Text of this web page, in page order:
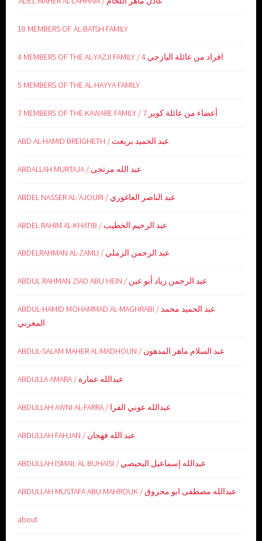
18 MEMBERS OF AL-BATSH FAMILY
4 MEMBERS OF THE AL-YAZJI FAMILY / 4 افراد من عائلة اليازجي
5 MEMBERS OF THE AL-HAYYA FAMILY
7 MEMBERS OF THE KAWARE FAMILY / 7 أعضاء من عائلة كوير
ABD AL-HAMID BREIGHETH / عبد الحميد بريغث
ABDALLAH MURTAJA / عبد الله مرتجى
ABDEL NASSER AL-‘AJOURI / عبد الناصر العاغوري
ABDEL RAHIM AL-KHATIB / عبد الرحيم الخطيب
ABDELRAHMAN AL-ZAMLI / عبد الرحمن الزملي
ABDUL RAHMAN ZIAD ABU HEIN / عبد الرحمن زياد أبو عين
ABDUL-HAMID MOHAMMAD AL-MAGHRABI / عبد الحميد محمد
المغربي
ABDUL-SALAM MAHER AL-MADHOUN / عبد السلام ماهر المدهون
ABDULLA AMARA / عبدالله عمارة
ABDULLAH AWNI AL-FARRA / عبدالله عوني الفرا
ABDULLAH FAHJAN / عبد الله فهجان
ABDULLAH ISMAIL AL BUHAISI / عبدالله إسماعيل البحيصي
ABDULLAH MUSTAFA ABU MAHROUK / عبدالله مصطفى ابو محروق
about